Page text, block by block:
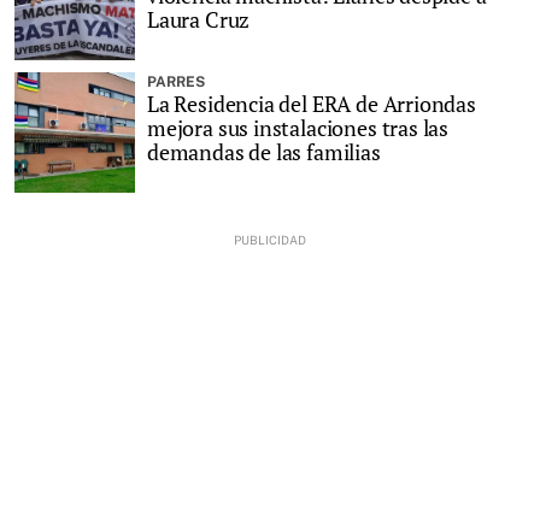
Laura Cruz
PARRES
La Residencia del ERA de Arriondas
mejora sus instalaciones tras las
demandas de las familias